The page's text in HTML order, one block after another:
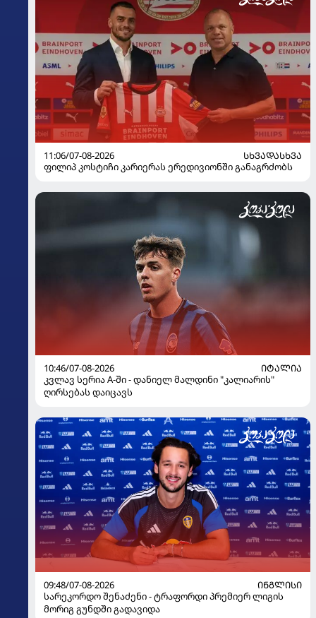
11:06/07-08-2026
ᲡᲮᲕᲐᲓᲐᲡᲮᲕᲐ
ფილიპ კოსტიჩი კარიერას ერედივიონში განაგრძობს
10:46/07-08-2026
ᲘᲢᲐᲚᲘᲐ
კვლავ სერია A-ში - დანიელ მალდინი "კალიარის"
ღირსებას დაიცავს
09:48/07-08-2026
ᲘᲜᲒᲚᲘᲡᲘ
სარეკორდო შენაძენი - ტრაფორდი პრემიერ ლიგის
მორიგ გუნდში გადავიდა